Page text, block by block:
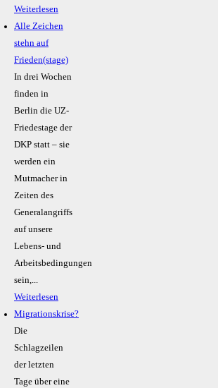
Weiterlesen
Alle Zeichen
stehn auf
Frieden(stage)
In drei Wochen
finden in
Berlin die UZ-
Friedestage der
DKP statt – sie
werden ein
Mutmacher in
Zeiten des
Generalangriffs
auf unsere
Lebens- und
Arbeitsbedingungen
sein,...
Weiterlesen
Migrationskrise?
Die
Schlagzeilen
der letzten
Tage über eine